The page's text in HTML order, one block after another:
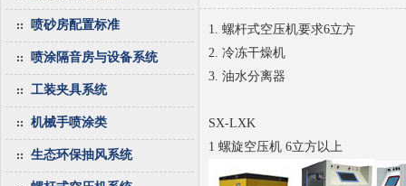
喷砂房配置标准
喷涂隔音房与设备系统
工装夹具系统
机械手喷涂类
生态环保抽风系统
1. 螺杆式空压机要求6立方
2. 冷冻干燥机
3. 油水分离器
SX-LXK
1 螺旋空压机 6立方以上